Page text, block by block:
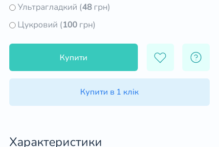
Ультрагладкий (48грн)
Цукровий (100грн)
Купити
Купити в 1 клік
Характеристики